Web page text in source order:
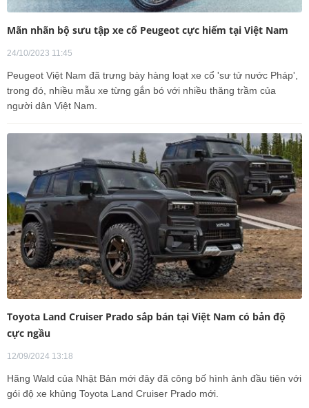
Mãn nhãn bộ sưu tập xe cổ Peugeot cực hiếm tại Việt Nam
24/10/2023 11:45
Peugeot Việt Nam đã trưng bày hàng loạt xe cổ 'sư tử nước Pháp',
trong đó, nhiều mẫu xe từng gắn bó với nhiều thăng trầm của
người dân Việt Nam.
Toyota Land Cruiser Prado sắp bán tại Việt Nam có bản độ
cực ngầu
12/09/2024 13:18
Hãng Wald của Nhật Bản mới đây đã công bố hình ảnh đầu tiên với
gói độ xe khủng Toyota Land Cruiser Prado mới.